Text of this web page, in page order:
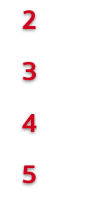
2
3
4
5